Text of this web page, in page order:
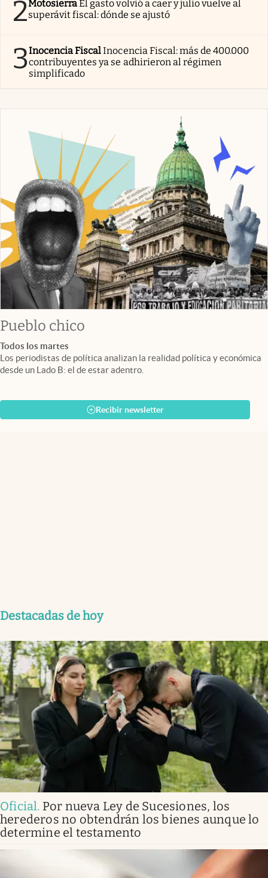
2MotosierraEl gasto volvió a caer y julio vuelve al
superávit fiscal: dónde se ajustó
3Inocencia FiscalInocencia Fiscal: más de 400.000
contribuyentes ya se adhirieron al régimen
simplificado
Pueblo chico
Todos los martes
Los periodistas de política analizan la realidad política y económica
desde un Lado B: el de estar adentro.
Recibir newsletter
Destacadas de hoy
Oficial. Por nueva Ley de Sucesiones, los
herederos no obtendrán los bienes aunque lo
determine el testamento